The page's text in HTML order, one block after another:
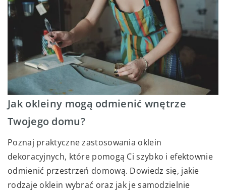
Jak okleiny mogą odmienić wnętrze
Twojego domu?
Poznaj praktyczne zastosowania oklein
dekoracyjnych, które pomogą Ci szybko i efektownie
odmienić przestrzeń domową. Dowiedz się, jakie
rodzaje oklein wybrać oraz jak je samodzielnie